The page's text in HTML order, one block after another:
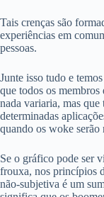
Tais crenças são
experiências em
pessoas.
Junte isso tudo e
que todos os membros
nada variaria, mas que
determinadas
quando os woke serão
Se o gráfico pode ser
frouxa, nos princípios
não-subjetiva é um